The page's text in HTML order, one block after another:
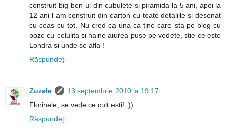
construit big-ben-ul din cubulete si piramida la 5 ani, apoi la
12 ani l-am construit din carton cu toate detaliile si desenat
cu ceas cu tot. Nu cred ca una ca tine care sta pe blog cu
poze cu celulita si haine aiurea puse pe vedete, stie ce este
Londra si unde se afla !
Răspundeți
Zuzele
13 septembrie 2010 la 19:17
Florinele, se vede ce cult esti! :))
Răspundeți